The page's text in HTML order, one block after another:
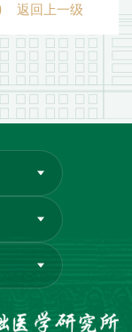
返回上一级